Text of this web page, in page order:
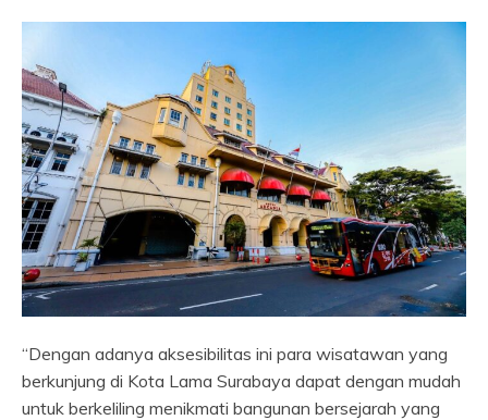
“Dengan adanya aksesibilitas ini para wisatawan yang
berkunjung di Kota Lama Surabaya dapat dengan mudah
untuk berkeliling menikmati bangunan bersejarah yang